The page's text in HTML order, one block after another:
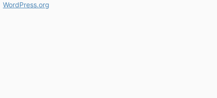
WordPress.org